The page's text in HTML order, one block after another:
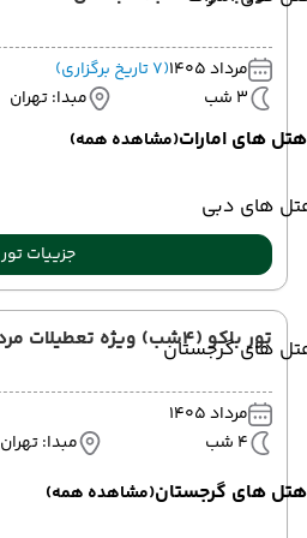
هتل های امارات(مشاهده همه)
های دبی
های گرجستان
هتل های گرجستان(مشاهده همه)
مرداد 1405
(7 تاریخ برگزاری)
3 شب
مبدا: تهران
جزییات تور
تور باکو (4شب) ویژه تعطیلات مردادماه 1405
مرداد 1405
4 شب
مبدا: تهران